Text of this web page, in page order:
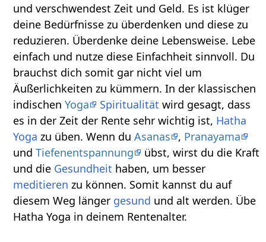
und verschwendest Zeit und Geld. Es ist klüger
deine Bedürfnisse zu überdenken und diese zu
reduzieren. Überdenke deine Lebensweise. Lebe
einfach und nutze diese Einfachheit sinnvoll. Du
brauchst dich somit gar nicht viel um
Äußerlichkeiten zu kümmern. In der klassischen
indischenYoga Spiritualität wird gesagt, dass
es in der Zeit der Rente sehr wichtig ist, Hatha
Yoga zu üben. Wenn duAsanas , Pranayama
undTiefenentspannung
übst, wirst du die Kraft
und die Gesundheit haben, um besser
meditieren zu können. Somit kannst du auf
diesem Weg länger gesund und alt werden. Übe
Hatha Yoga in deinem Rentenalter.